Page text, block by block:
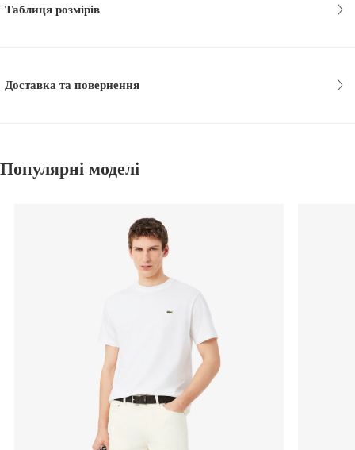
Таблиця розмірів
Доставка та повернення
Популярні моделі